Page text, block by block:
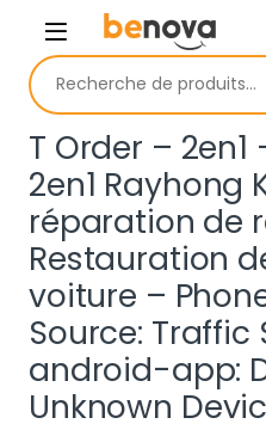
Skip to navigation
Skip to content
Recherche pour :
T Order –
2en1 Rayhong
réparation de
Restauration
voiture –
Source: Traffic
android-app:
Unknown